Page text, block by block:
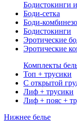
Бодистокинги
Боди-сетка
Боди-
Бодистокинги
Эротические
Эротические
Комплекты
Топ + трусики
С открытой
Лиф + трусики
Лиф + пояс +
Нижнее белье